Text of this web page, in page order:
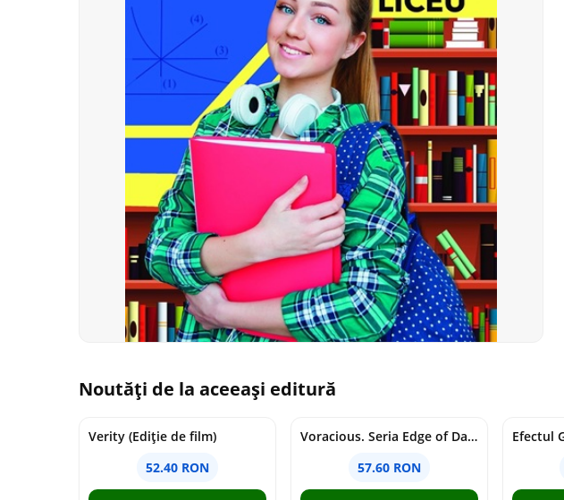
Noutăți de la aceeași editură
Verity (Ediție de film)
52.40 RON
Voracious. Seria Edge of Darkness Vol.2
57.60 RON